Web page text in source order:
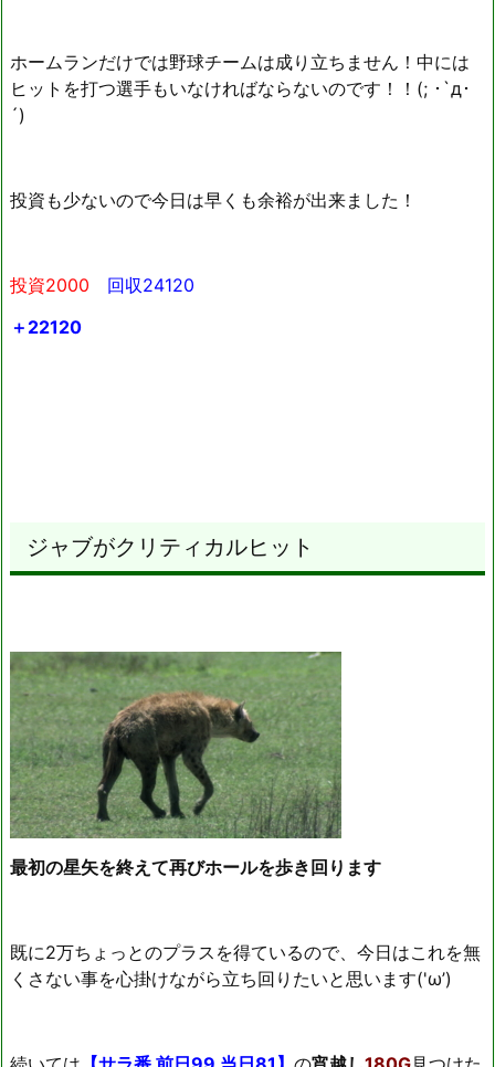
ホームランだけでは野球チームは成り立ちません！中には
ヒットを打つ選手もいなければならないのです！！(; ･`д･
´)
投資も少ないので今日は早くも余裕が出来ました！
投資2000 回収24120
＋22120
ジャブがクリティカルヒット
最初の星矢を終えて再びホールを歩き回ります
既に2万ちょっとのプラスを得ているので、今日はこれを無
くさない事を心掛けながら立ち回りたいと思います('ω’)